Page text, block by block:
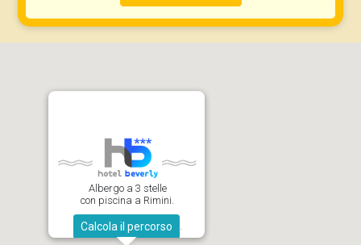
Albergo a 3 stelle
con piscina a Rimini.
Calcola il percorso